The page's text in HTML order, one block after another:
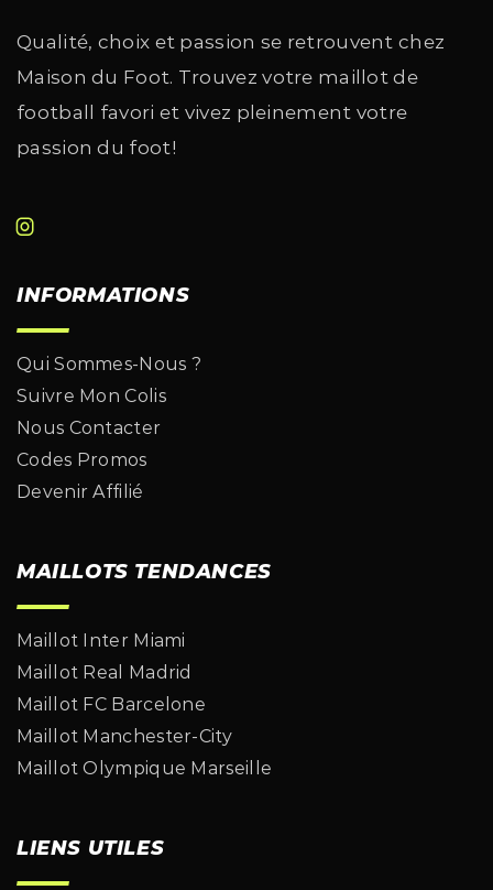
Qualité, choix et passion se retrouvent chez
Maison du Foot. Trouvez votre maillot de
football favori et vivez pleinement votre
passion du foot!
INFORMATIONS
Qui Sommes-Nous ?
Suivre Mon Colis
Nous Contacter
Codes Promos
Devenir Affilié
MAILLOTS TENDANCES
Maillot Inter Miami
Maillot Real Madrid
Maillot FC Barcelone
Maillot Manchester-City
Maillot Olympique Marseille
LIENS UTILES